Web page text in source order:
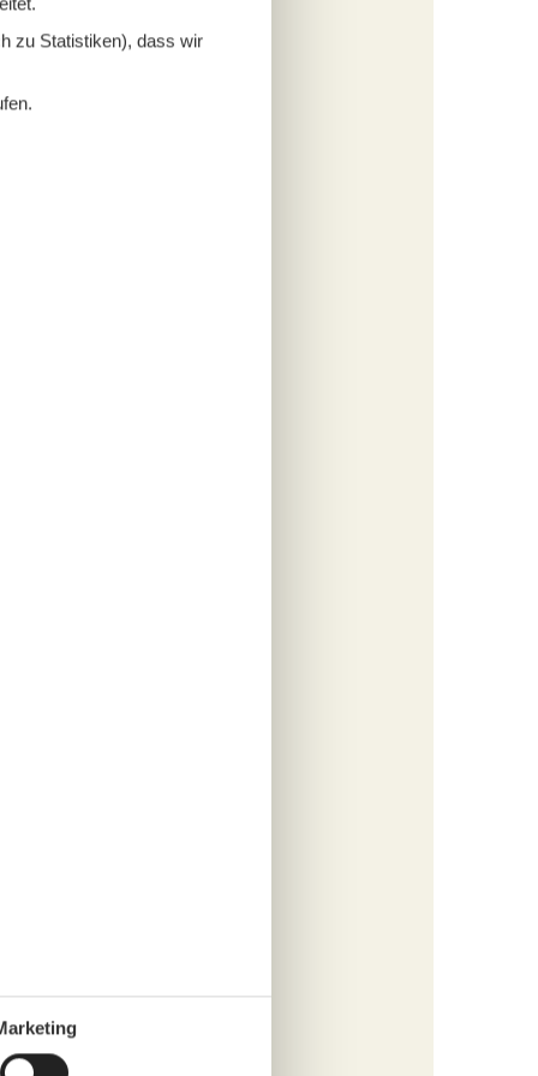
zu Statistiken), dass wir